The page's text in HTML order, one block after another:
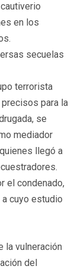
en los
secuelas
terrorista
para la
se
mediador
llegó a
el condenado,
cuyo estudio
la vulneración
del